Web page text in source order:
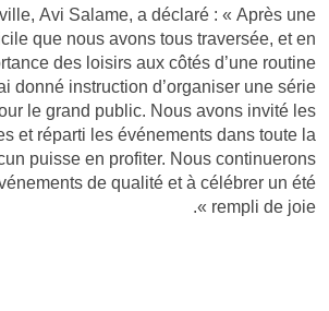
Avi Salame, a déclaré : « Après une
que nous avons tous traversée, et en
des loisirs aux côtés d’une routine
donné instruction d’organiser une série
le grand public. Nous avons invité les
et réparti les événements dans toute la
puisse en profiter. Nous continuerons
de qualité et à célébrer un été
rempli de joie ».